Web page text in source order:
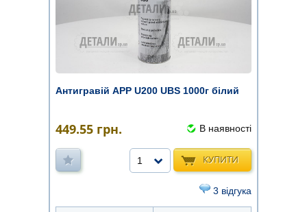
Антигравій APP U200 UBS 1000г білий
449.55 грн. В наявності
КУПИТИ
1
3 відгука